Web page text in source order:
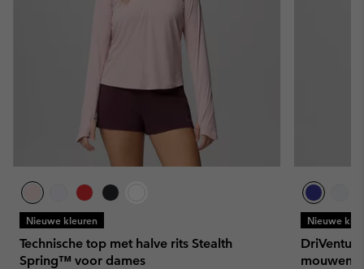
Nieuwe kleuren
Technische top met halve rits Stealth
Spring™ voor dames
Nieuwe
mouwen